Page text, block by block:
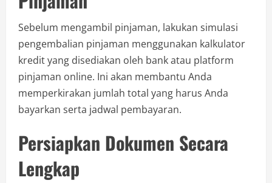
Sebelum mengambil pinjaman, lakukan simulasi
pengembalian pinjaman menggunakan kalkulator
kredit yang disediakan oleh bank atau platform
pinjaman online. Ini akan membantu Anda
memperkirakan jumlah total yang harus Anda
bayarkan serta jadwal pembayaran.
Persiapkan Dokumen Secara
Lengkap